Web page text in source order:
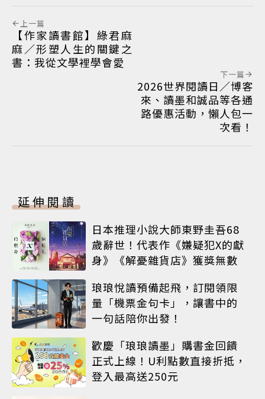
上一篇
【作家讀書館】綠君麻
麻／形塑人生的關鍵之
書：我從文學裡學會愛
下一篇
2026世界閱讀日／博客
來、讀墨和誠品等各通
路優惠活動，懶人包一
次看！
延伸閱讀
日本推理小說大師東野圭吾68
歲辭世！代表作《嫌疑犯X的獻
身》《解憂雜貨店》獲獎無數
琅琅悅讀預備起飛，訂閱領限
量「機票金句卡」，讓書中的
一句話陪你出發！
歡慶「琅琅讀墨」購書金回饋
正式上線！U利點數直接折抵，
登入最高送250元